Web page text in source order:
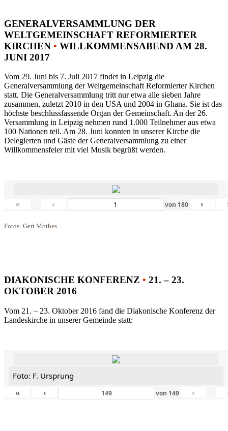
GENERALVERSAMMLUNG DER
WELTGEMEINSCHAFT REFORMIERTER
KIRCHEN • WILLKOMMENSABEND AM 28.
JUNI 2017
Vom 29. Juni bis 7. Juli 2017 findet in Leipzig die
Generalversammlung der Weltgemeinschaft Reformierter Kirchen
statt. Die Generalversammlung tritt nur etwa alle sieben Jahre
zusammen, zuletzt 2010 in den USA und 2004 in Ghana. Sie ist das
höchste beschlussfassende Organ der Gemeinschaft. An der 26.
Versammlung in Leipzig nehmen rund 1.000 Teilnehmer aus etwa
100 Nationen teil. Am 28. Juni konnten in unserer Kirche die
Delegierten und Gäste der Generalversammlung zu einer
Willkommensfeier mit viel Musik begrüßt werden.
« ‹ von 180 ›
Fotos: Gert Mothes
DIAKONISCHE KONFERENZ • 21. – 23.
OKTOBER 2016
Vom 21. – 23. Oktober 2016 fand die Diakonische Konferenz der
Landeskirche in unserer Gemeinde statt:
Foto: F. Ursprung
«
‹ von 149 ›